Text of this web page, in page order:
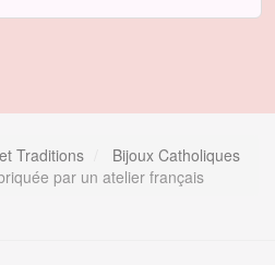
Traditions
Bijoux Catholiques
par un atelier français